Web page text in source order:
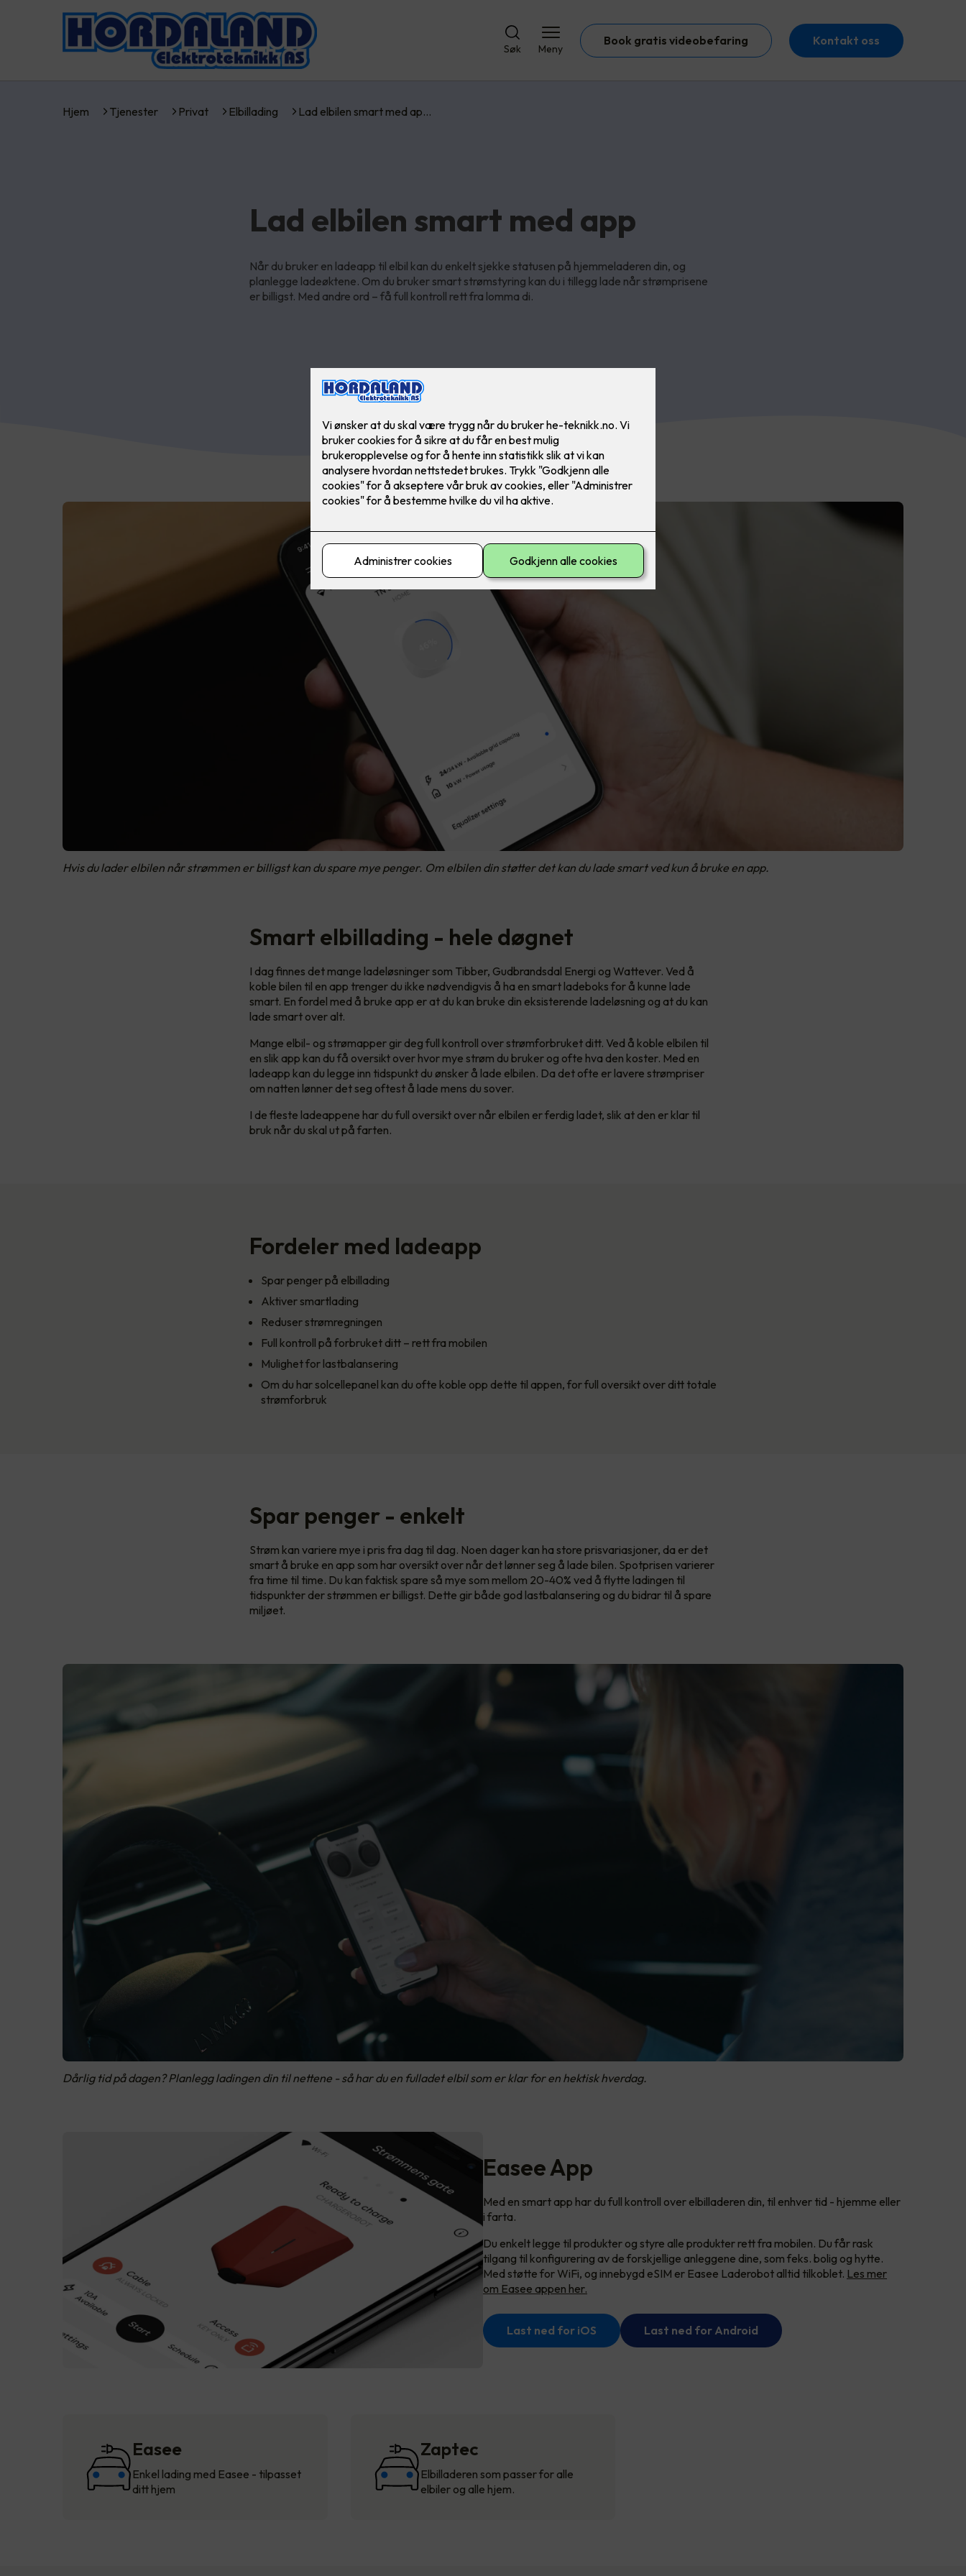
Søk Meny
Book gratis videobefaring Kontakt oss
Hjem Tjenester Privat Elbillading Lad elbilen smart med ap…
Lad elbilen smart med app
Når du bruker en ladeapp til elbil kan du enkelt sjekke statusen på hjemmeladeren din, og
planlegge ladeøktene. Om du bruker smart strømstyring kan du i tillegg lade når strømprisene
er billigst. Med andre ord – få full kontroll rett fra lomma di.
Hvis du lader elbilen når strømmen er billigst kan du spare mye penger. Om elbilen din støtter det kan du lade smart ved kun å bruke en app.
Smart elbillading - hele døgnet
I dag finnes det mange ladeløsninger som Tibber, Gudbrandsdal Energi og Wattever. Ved å
koble bilen til en app trenger du ikke nødvendigvis å ha en smart ladeboks for å kunne lade
smart. En fordel med å bruke app er at du kan bruke din eksisterende ladeløsning og at du kan
lade smart over alt.
Mange elbil- og strømapper gir deg full kontroll over strømforbruket ditt. Ved å koble elbilen til
en slik app kan du få oversikt over hvor mye strøm du bruker og ofte hva den koster. Med en
ladeapp kan du legge inn tidspunkt du ønsker å lade elbilen. Da det ofte er lavere strømpriser
om natten lønner det seg oftest å lade mens du sover.
I de fleste ladeappene har du full oversikt over når elbilen er ferdig ladet, slik at den er klar til
bruk når du skal ut på farten.
Fordeler med ladeapp
Spar penger på elbillading
Aktiver smartlading
Reduser strømregningen
Full kontroll på forbruket ditt – rett fra mobilen
Mulighet for lastbalansering
Om du har solcellepanel kan du ofte koble opp dette til appen, for full oversikt over ditt totale
strømforbruk
Spar penger - enkelt
Strøm kan variere mye i pris fra dag til dag. Noen dager kan ha store prisvariasjoner, da er det
smart å bruke en app som har oversikt over når det lønner seg å lade bilen. Spotprisen varierer
fra time til time. Du kan faktisk spare så mye som mellom 20-40% ved å flytte ladingen til
tidspunkter der strømmen er billigst. Dette gir både god lastbalansering og du bidrar til å spare
miljøet.
Dårlig tid på dagen? Planlegg ladingen din til nettene - så har du en fulladet elbil som er klar for en hektisk hverdag.
Easee App
Med en smart app har du full kontroll over elbilladeren din, til enhver tid - hjemme eller
i farta.
Du enkelt legge til produkter og styre alle produkter rett fra mobilen. Du får rask
tilgang til konfigurering av de forskjellige anleggene dine, som feks. bolig og hytte.
Med støtte for WiFi, og innebygd eSIM er Easee Laderobot alltid tilkoblet. Les mer
om Easee appen her.
Last ned for iOS Last ned for Android
Easee
Enkel lading med Easee - tilpasset
ditt hjem
Zaptec
Elbilladeren som passer for alle
elbiler og alle hjem.